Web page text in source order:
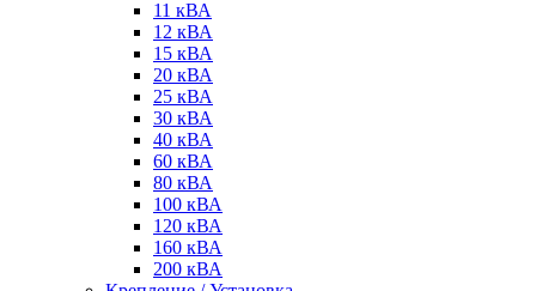
11 кВА
12 кВА
15 кВА
20 кВА
25 кВА
30 кВА
40 кВА
60 кВА
80 кВА
100 кВА
120 кВА
160 кВА
200 кВА